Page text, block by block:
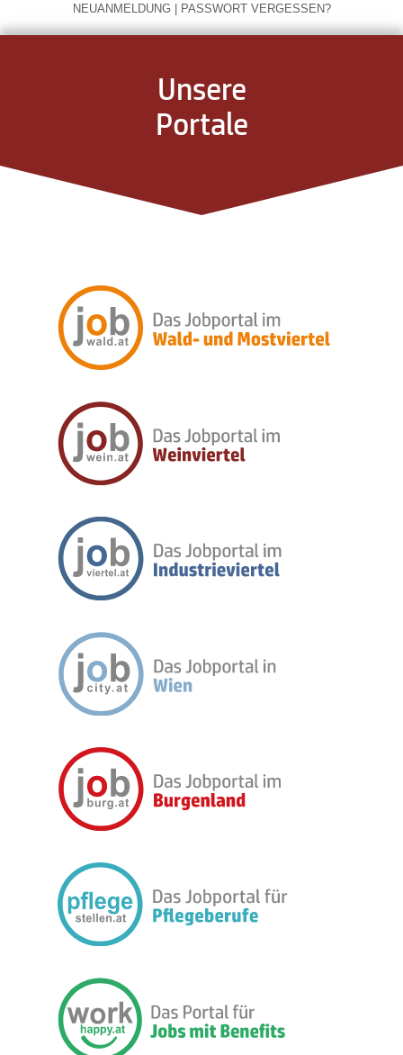
NEUANMELDUNG | PASSWORT VERGESSEN?
Unsere
Portale